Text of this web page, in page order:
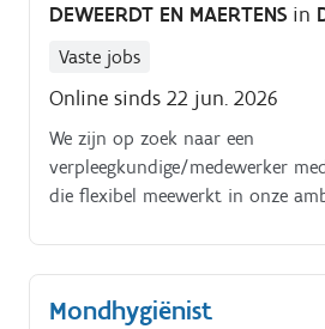
DEWEERDT EN MAERTENS in
Vaste jobs
Online sinds 22 jun. 2026
We zijn op zoek naar een
verpleegkundige/medewerker
die flexibel meewerkt in onze
de patiënten;. Je maakt
verleent technische assistentie
Mondhygiënist